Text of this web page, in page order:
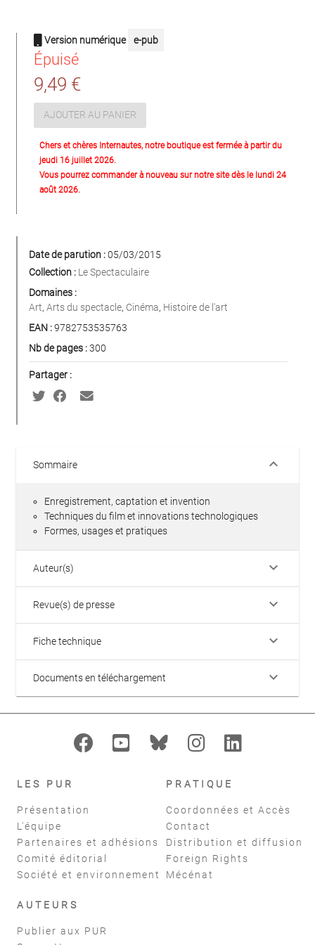
Version numérique e-pub
Épuisé
9,49 €
AJOUTER AU PANIER
Chers et chères Internautes, notre boutique est fermée à partir du
jeudi 16 juillet 2026.
Vous pourrez commander à nouveau sur notre site dès le lundi 24
août 2026.
Date de parution :05/03/2015
Collection : Le Spectaculaire
Domaines :
Art, Arts du spectacle, Cinéma, Histoire de l'art
EAN :9782753535763
Nb de pages :300
Partager :
Sommaire keyboard_arrow_down
Enregistrement, captation et invention
Techniques du film et innovations technologiques
Formes, usages et pratiques
Auteur(s) keyboard_arrow_down
Revue(s) de presse keyboard_arrow_down
Fiche technique keyboard_arrow_down
Documents en téléchargement keyboard_arrow_down
LES PUR
Présentation
L'équipe
Partenaires et adhésions
Comité éditorial
Société et environnement
PRATIQUE
Coordonnées et Accès
Contact
Distribution et diffusion
Foreign Rights
Mécénat
AUTEURS
Publier aux PUR